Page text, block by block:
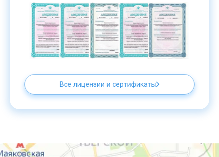
Все лицензии и сертификаты